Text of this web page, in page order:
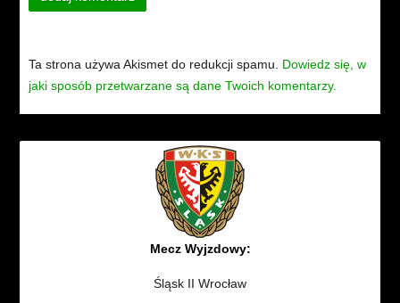
Ta strona używa Akismet do redukcji spamu. Dowiedz się, w
jaki sposób przetwarzane są dane Twoich komentarzy.
Mecz Wyjzdowy:
Śląsk II Wrocław